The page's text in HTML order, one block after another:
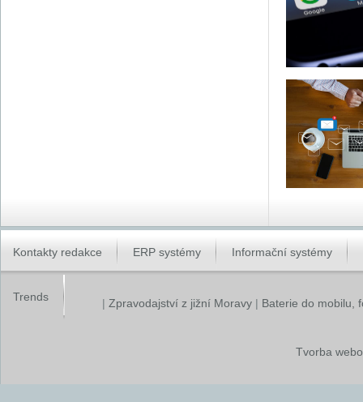
Kontakty redakce ERP systémy Informační systémy
Trends | Zpravodajství z jižní Moravy| Baterie do mobilu,
Tvorba